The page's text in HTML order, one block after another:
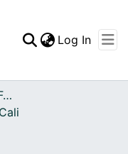
Statistics
Log In
Archivo del Patrimonio Fotográfico y Fílmico del Valle del Cauca
Cali